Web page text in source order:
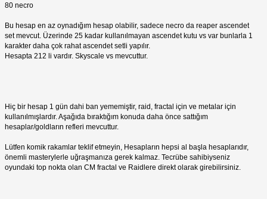
80 necro
Bu hesap en az oynadığım hesap olabilir, sadece necro da reaper ascendet
set mevcut. Üzerinde 25 kadar kullanılmayan ascendet kutu vs var bunlarla 1
karakter daha çok rahat ascendet setli yapılır.
Hesapta 212 li vardır. Skyscale vs mevcuttur.
Hiç bir hesap 1 gün dahi ban yememiştir, raid, fractal için ve metalar için
kullanılmışlardır. Aşağıda bıraktığım konuda daha önce sattığım
hesaplar/goldların refleri mevcuttur.
Lütfen komik rakamlar teklif etmeyin, Hesapların hepsi al başla hesaplarıdır,
önemli masterylerle uğraşmanıza gerek kalmaz. Tecrübe sahibiyseniz
oyundaki top nokta olan CM fractal ve Raidlere direkt olarak girebilirsiniz.